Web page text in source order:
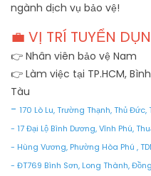
ngành dịch vụ bảo vệ!
💼 VỊ TRÍ TUYỂN
👉 Nhân viên bảo vệ Nam
👉 Làm việc tại TP.HCM,
Tàu
- 170 Lò Lu, Trường Thạnh, Thủ Đức,
- 17 Đại Lộ Bình Dương, Vĩnh Phú,
- Hùng Vương, Phường Hòa Phú ,
- ĐT769 Bình Sơn, Long Thành,